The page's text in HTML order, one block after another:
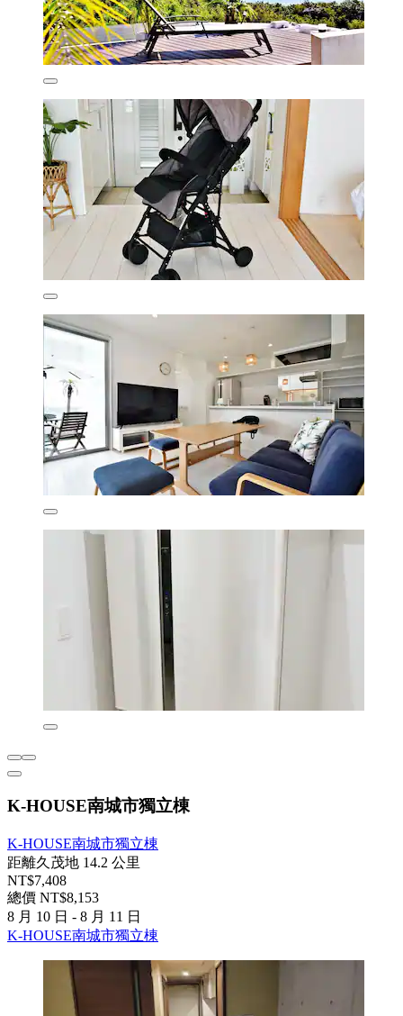
K-HOUSE南城市獨立棟
K-HOUSE南城市獨立棟
距離久茂地 14.2 公里
NT$7,408
總價 NT$8,153
8 月 10 日 - 8 月 11 日
K-HOUSE南城市獨立棟